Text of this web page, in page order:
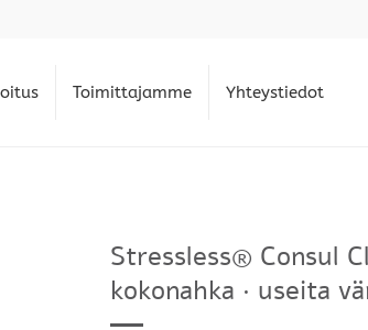
Toimittajamme Yhteystiedot
Stressless® Consul
kokonahka · useita